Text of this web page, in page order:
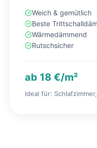
Weich & gemütlich
Beste
Wärmedämmend
Rutschsicher
ab 18 €/m²
Ideal für: